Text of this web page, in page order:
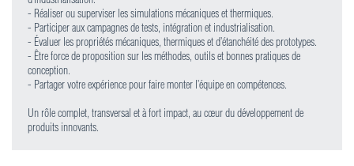
- Réaliser ou superviser les simulations mécaniques et thermiques.
- Participer aux campagnes de tests, intégration et industrialisation.
- Évaluer les propriétés mécaniques, thermiques et d’étanchéité des prototypes.
- Être force de proposition sur les méthodes, outils et bonnes pratiques de
conception.
- Partager votre expérience pour faire monter l’équipe en compétences.
Un rôle complet, transversal et à fort impact, au cœur du développement de
produits innovants.